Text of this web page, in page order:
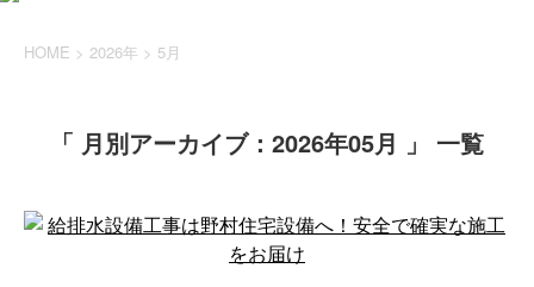
HOME > 2026年 > 5月
「 月別アーカイブ：2026年05月 」 一覧